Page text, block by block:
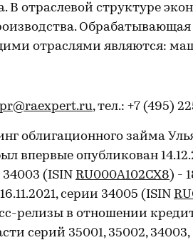
В отраслевой структуре
отраслями являются:
pr@raexpert.ru, тел.: +7 (495)
облигационного займа
впервые опубликован
(ISIN RU000A102CX8) -
серии 34005 (ISIN
релизы в отношении
серий 35001, 35002,